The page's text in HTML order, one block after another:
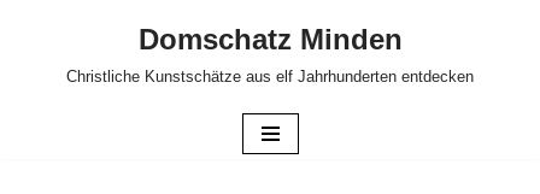
Domschatz Minden
Christliche Kunstschätze aus elf Jahrhunderten entdecken